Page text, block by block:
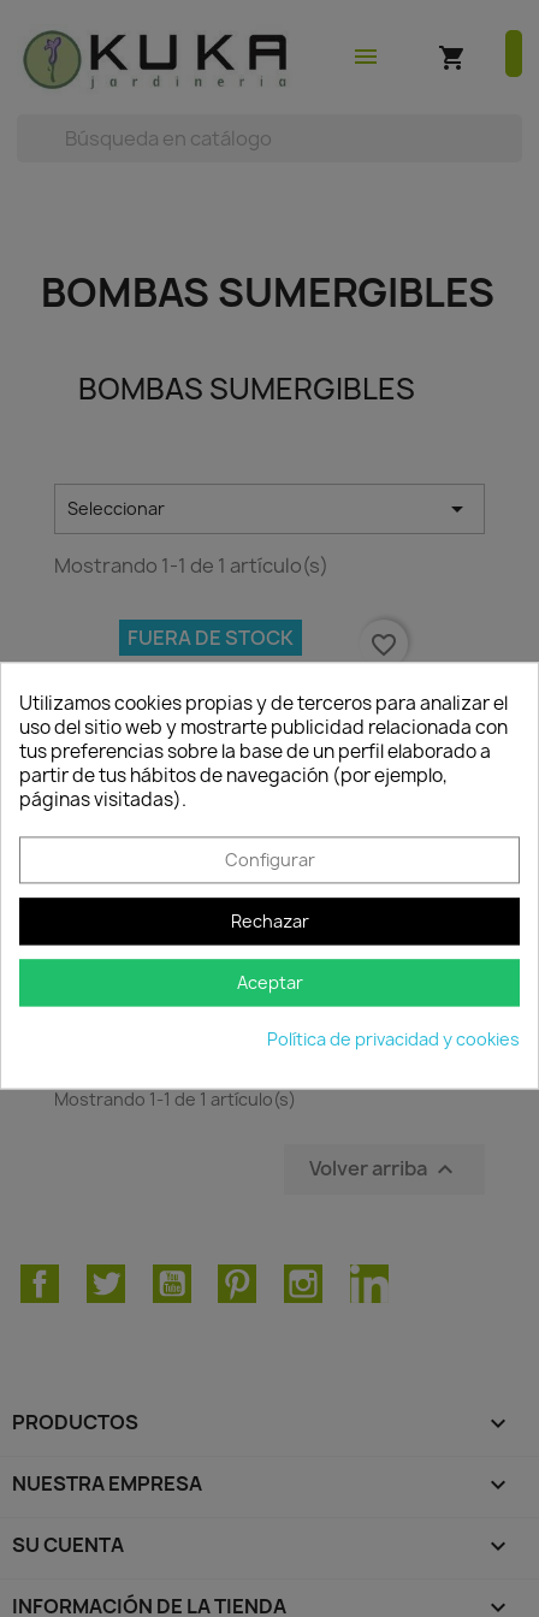
 (0)

menu
shopping_cart
BOMBAS SUMERGIBLES
BOMBAS SUMERGIBLES
Seleccionar 
Mostrando 1-1 de 1 artículo(s)
Bomba Sumergible "XTRA"
0,00 €
FUERA DE STOCK favorite_border
Mostrando 1-1 de 1 artículo(s)
Volver arriba 
FacebookTwitter YouTube PinterestInstagramLinkedIn
PRODUCTOS 
NUESTRA EMPRESA 
SU CUENTA 
INFORMACIÓN DE LA TIENDA keyboard_arrow_down
Utilizamos cookies propias y de terceros para analizar el
uso del sitio web y mostrarte publicidad relacionada con
tus preferencias sobre la base de un perfil elaborado a
partir de tus hábitos de navegación (por ejemplo,
páginas visitadas).
Configurar
Rechazar
Aceptar
Política de privacidad y cookies
Consentimiento de cookies